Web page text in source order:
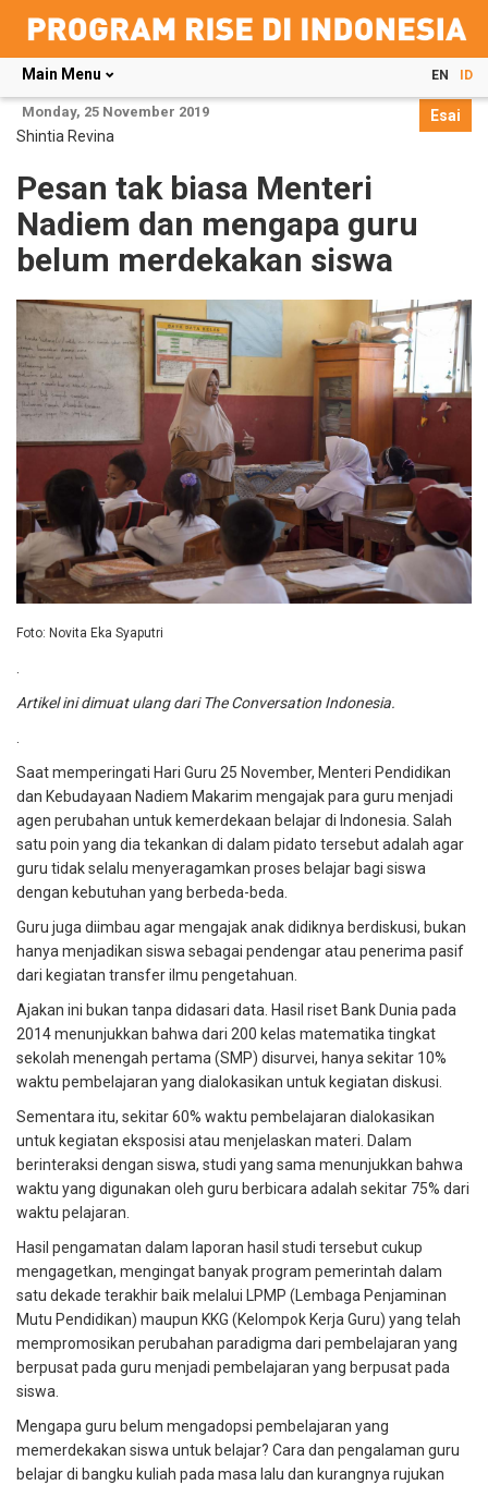
Skip
main
Main Menu EN ID
Esai
Monday, 25 November 2019
Shintia Revina
Pesan tak biasa Menteri
Nadiem dan mengapa guru
belum merdekakan siswa
Foto: Novita Eka Syaputri
Artikel ini dimuat ulang dariThe Conversation Indonesia.
Saat memperingati Hari Guru 25 November, Menteri Pendidikan
dan Kebudayaan Nadiem Makarim mengajak para guru menjadi
agen perubahan untuk kemerdekaan belajar di Indonesia. Salah
satu poin yang dia tekankan di dalam pidato tersebut adalah agar
guru tidak selalu menyeragamkan proses belajar bagi siswa
dengan kebutuhan yang berbeda-beda.
Guru juga diimbau agar mengajak anak didiknya berdiskusi, bukan
hanya menjadikan siswa sebagai pendengar atau penerima pasif
dari kegiatan transfer ilmu pengetahuan.
Ajakan ini bukan tanpa didasari data. Hasil riset Bank Dunia pada
2014menunjukkan bahwa dari 200 kelas matematika tingkat
sekolah menengah pertama (SMP) disurvei, hanya sekitar 10%
waktu pembelajaran yang dialokasikan untuk kegiatan diskusi.
Sementara itu, sekitar 60% waktu pembelajaran dialokasikan
untuk kegiatan eksposisi atau menjelaskan materi. Dalam
berinteraksi dengan siswa, studi yang sama menunjukkan bahwa
waktu yang digunakan oleh guru berbicara adalah sekitar 75% dari
waktu pelajaran.
Hasil pengamatan dalam laporan hasil studi tersebut cukup
mengagetkan, mengingat banyakprogram pemerintah dalam
satu dekade terakhir baik melalui LPMP (Lembaga Penjaminan
Mutu Pendidikan) maupun KKG (Kelompok Kerja Guru) yang telah
mempromosikan perubahan paradigma dari pembelajaran yang
berpusat pada guru menjadi pembelajaran yang berpusat pada
siswa.
Mengapa guru belum mengadopsi pembelajaran yang
memerdekakan siswa untuk belajar? Cara dan pengalaman guru
belajar di bangku kuliah pada masa lalu dan kurangnya rujukan